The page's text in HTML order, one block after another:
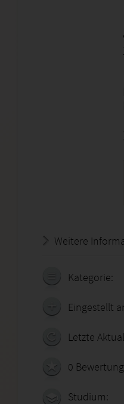
Weitere
Kategorie:
Eingestellt
Letzte
0 Bewertung
Studium: